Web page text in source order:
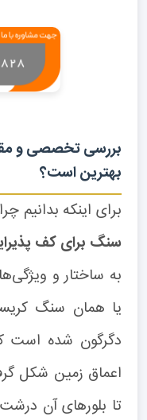
بررسی تخصصی و
بهترین است؟
برای اینکه بدانیم چرا
سنگ برای کف
به ساختار و
یا همان سنگ
دگرگون شده است
اعماق زمین شکل
تا بلورهای آن